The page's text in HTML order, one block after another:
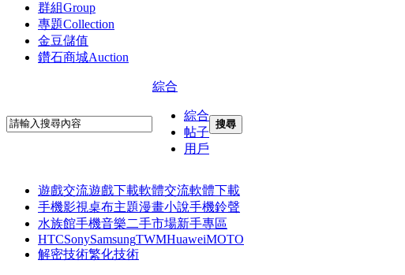
群組Group
專題Collection
金豆儲值
鑽石商城Auction
綜合
綜合
帖子
用戶
搜尋
遊戲交流遊戲下載軟體交流軟體下載
手機影視桌布主題漫畫小說手機鈴聲
水族館手機音樂二手市場新手專區
HTCSonySamsungTWMHuaweiMOTO
解密技術繁化技術